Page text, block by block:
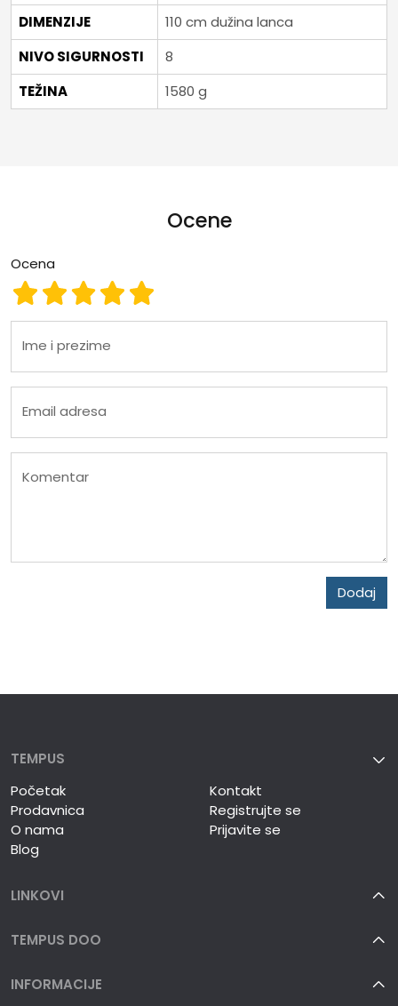
DIMENZIJE
110 cm dužina lanca
NIVO SIGURNOSTI
8
TEŽINA
1580 g
Ocene
Ocena
Ocena 5
Ocena 4
Ocena 3
Ocena 2
Ocena 1
Ime i prezime
Email adresa
Komentar
Dodaj
TEMPUS
Početak
Prodavnica
O nama
Blog
Kontakt
Registrujte se
Prijavite se
LINKOVI
TEMPUS DOO
INFORMACIJE